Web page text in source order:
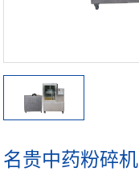
中药超细研磨机
中药磨粉机
名贵中药粉碎机